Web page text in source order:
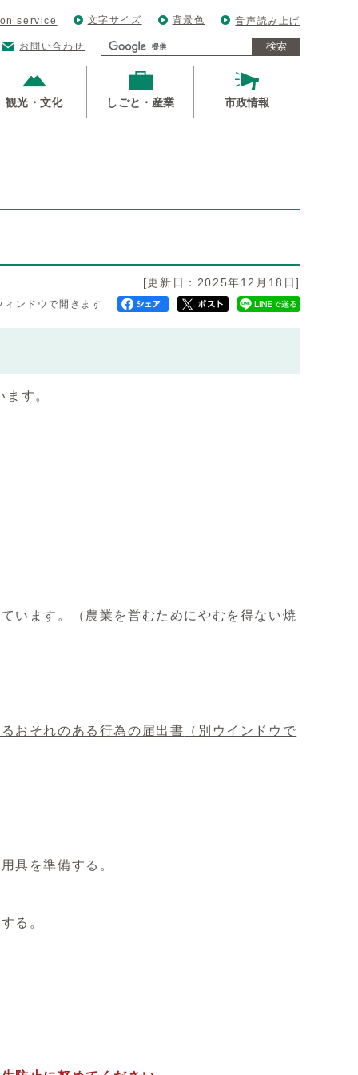
service 文字サイズ 背景色 音声読み上げ
お問い合わせ 検索
観光・文化 しごと・産業 市政情報
[更新日：2025年12月18日]
ィンドウで開きます
す。
います。（農業を営むためにやむを得ない焼
おそれのある行為の届出書 （別ウインドウで
具を準備する。
る。